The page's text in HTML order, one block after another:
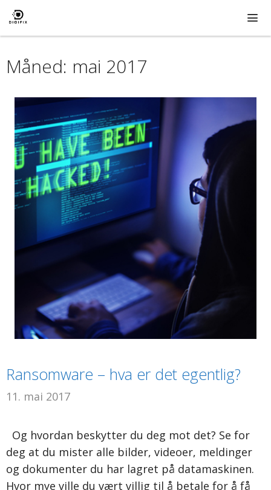
Hopp
til
innhold
Måned: mai 2017
Ransomware – hva er det egentlig?
11. mai 2017
Og hvordan beskytter du deg mot det? Se for
deg at du mister alle bilder, videoer, meldinger
og dokumenter du har lagret på datamaskinen.
Hvor mye ville du vært villig til å betale for å få